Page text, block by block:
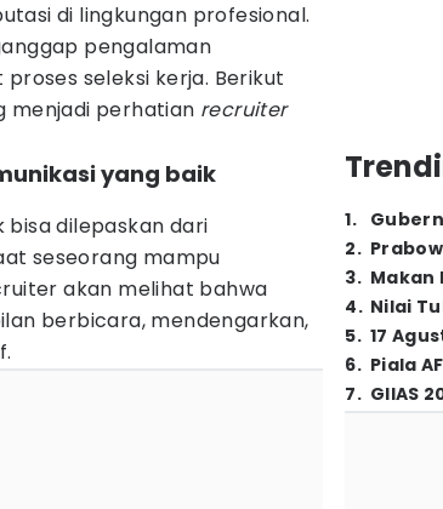
di lingkungan profesional.
pengalaman
seleksi kerja. Berikut
menjadi perhatian recruiter
yang baik
dilepaskan dari
seseorang mampu
akan melihat bahwa
berbicara, mendengarkan,
1.
2.
3. Makan
4. Nilai
5. 17
6. Piala
7. GIIAS